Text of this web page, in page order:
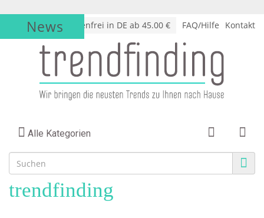
√Versandkostenfrei in DE ab 45.00 € FAQ/Hilfe Kontakt
News
Alle Kategorien
trendfinding